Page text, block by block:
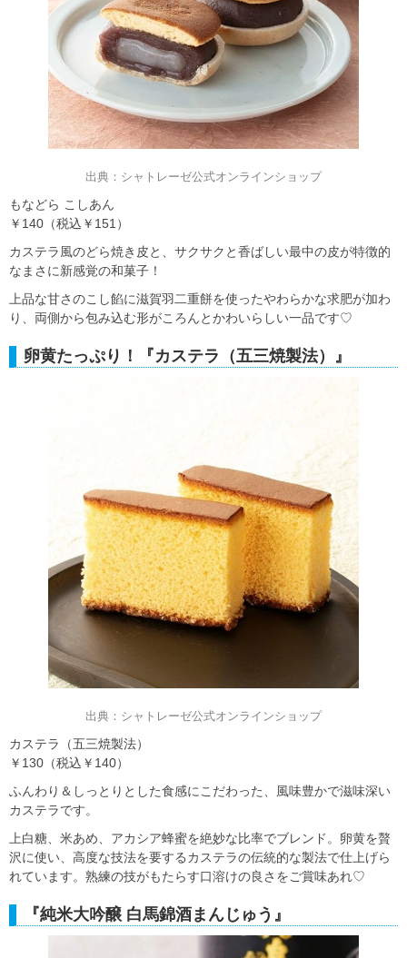
出典：シャトレーゼ公式オンラインショップ
もなどら こしあん
￥140（税込￥151）
カステラ風のどら焼き皮と、サクサクと香ばしい最中の皮が特徴的
なまさに新感覚の和菓子！
上品な甘さのこし餡に滋賀羽二重餅を使ったやわらかな求肥が加わ
り、両側から包み込む形がころんとかわいらしい一品です♡
卵黄たっぷり！『カステラ（五三焼製法）』
出典：シャトレーゼ公式オンラインショップ
カステラ（五三焼製法）
￥130（税込￥140）
ふんわり＆しっとりとした食感にこだわった、風味豊かで滋味深い
カステラです。
上白糖、米あめ、アカシア蜂蜜を絶妙な比率でブレンド。卵黄を贅
沢に使い、高度な技法を要するカステラの伝統的な製法で仕上げら
れています。熟練の技がもたらす口溶けの良さをご賞味あれ♡
『純米大吟醸 白馬錦酒まんじゅう』